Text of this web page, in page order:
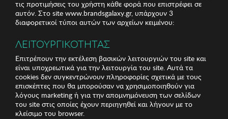
τις προτιμήσεις του χρήστη κάθε φορά που επιστρέφει σε
αυτόν. Στο site www.brandsgalaxy.gr, υπάρχουν 3
διαφορετικοί τύποι αυτών των αρχείων κειμένου:
ΛΕΙΤΟΥΡΓΙΚΟΤΗΤΑΣ
Επιτρέπουν την εκτέλεση βασικών λειτουργιών του site και
είναι υποχρεωτικά για την λειτουργία του site. Αυτά τα
cookies δεν συγκεντρώνουν πληροφορίες σχετικά με τους
επισκέπτες που θα μπορούσαν να χρησιμοποιηθούν για
λόγους marketing ή για την απομνημόνευση των σελίδων
του site στις οποίες έχουν περιηγηθεί και λήγουν με το
κλείσιμο του browser.